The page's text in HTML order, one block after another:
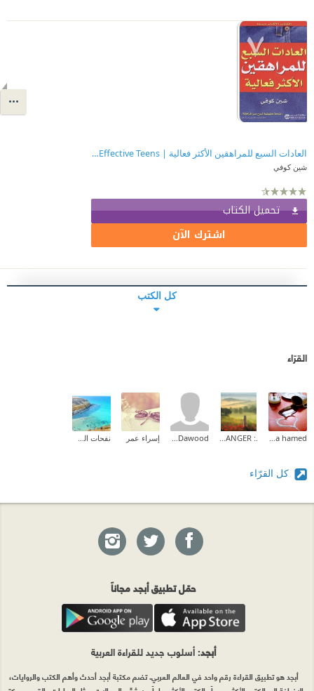
العادات السبع للمراهقين الأكثر فعالية | ‎The ‎7‎ Habits Of Highly Effective Teens‎
شين كوفي
تحميل الكتاب
اشترك الآن
كل الكتب
القرّاء
إسراء عمر
كل القرّاء
حمّل تطبيق أبجد مجاناً
أبجد: أسلوب جديد للقراءة العربية
أبجد هو تطبيق القراءة رقم واحد في العالم العربي. تضم مكتبة أبجد أحدث وأهم الكتب والروايات،